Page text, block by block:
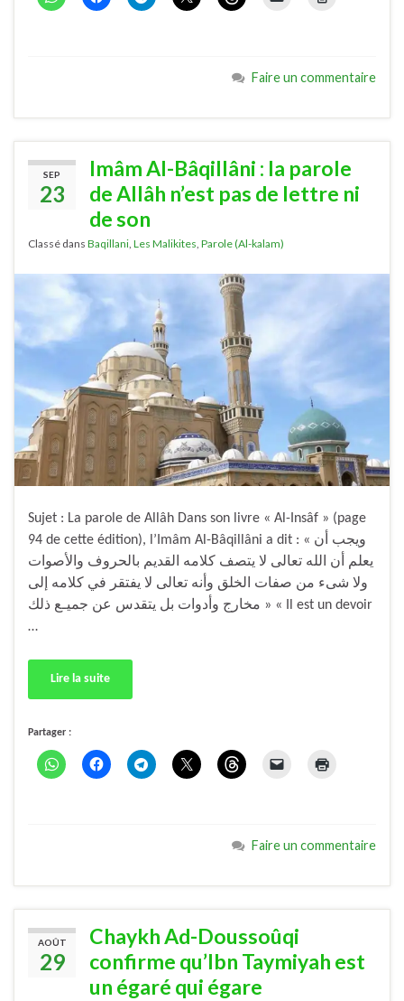
Faire un commentaire
SEP
23
Imâm Al-Bâqillâni : la parole
de Allâh n’est pas de lettre ni
de son
Classé dans Baqillani, Les Malikites, Parole (Al-kalam)
Sujet : La parole de Allâh Dans son livre « Al-Insâf » (page
94 de cette édition), l’Imâm Al-Bâqillâni a dit : « ويجب أن
يعلم أن الله تعالى لا يتصف كلامه القديم بالحروف والأصوات
ولا شىء من صفات الخلق وأنه تعالى لا يفتقر في كلامه إلى
مخارج وأدوات بل يتقدس عن جميـع ذلك » « Il est un devoir
…
Lire la suite
Partager :
Faire un commentaire
AOÛT
29
Chaykh Ad-Doussoûqi
confirme qu’Ibn Taymiyah est
un égaré qui égare